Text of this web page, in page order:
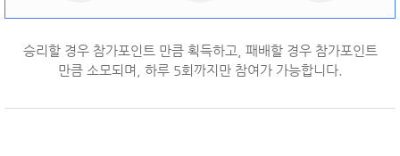
승리할 경우 참가포인트 만큼 획득하고, 패배할 경우 참가포인트
만큼 소모되며, 하루 5회까지만 참여가 가능합니다.